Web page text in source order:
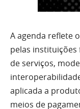
A agenda reflete
pelas
de serviços,
aplicada a
meios de